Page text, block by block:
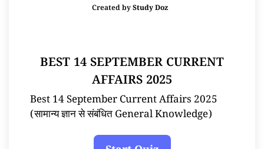
Created byStudy Doz
BEST 14 SEPTEMBER CURRENT
AFFAIRS 2025
Best 14 September Current Affairs 2025
(सामान्य ज्ञान से संबंधित General Knowledge)